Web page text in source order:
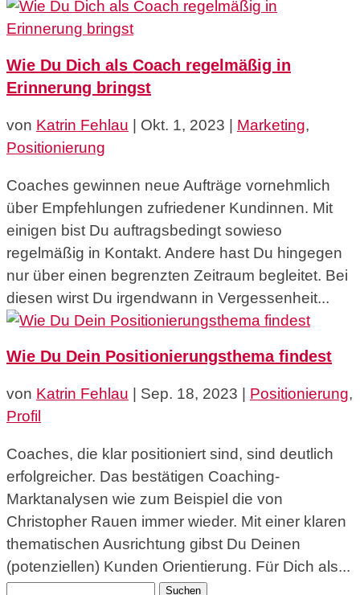
Wie Du Dich als Coach regelmäßig in
Erinnerung bringst
von Katrin Fehlau | Okt. 1, 2023 | Marketing,
Positionierung
Coaches gewinnen neue Aufträge vornehmlich
über Empfehlungen zufriedener Kundinnen. Mit
einigen bist Du auftragsbedingt sowieso
regelmäßig in Kontakt. Andere hast Du hingegen
nur über einen begrenzten Zeitraum begleitet. Bei
diesen wirst Du irgendwann in Vergessenheit...
Wie Du Dein Positionierungsthema findest
von Katrin Fehlau Sep. 18, 2023 Positionierung,
Profil
Coaches, die klar positioniert sind, sind deutlich
erfolgreicher. Das bestätigen Coaching-
Marktanalysen wie zum Beispiel die von
Christopher Rauen immer wieder. Mit einer klaren
thematischen Ausrichtung gibst Du Deinen
(potenziellen) Kunden Orientierung. Für Dich als...
Suchen